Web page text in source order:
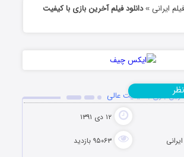
ایرانی »دانلود فیلم آخرین بازی با کیفیت
بازی با کیفیت عالی
۱۲ دی ۱۳۹۱
۹۵۰۶۳ بازدید
نظر